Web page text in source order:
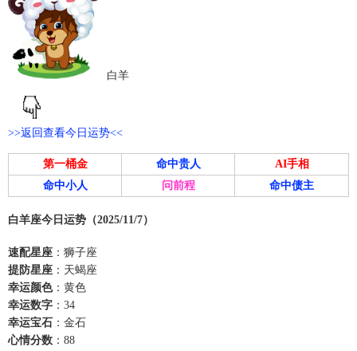
白羊
>>返回查看今日运势<<
第一桶金 命中贵人
AI手相
命中小人
问前程 命中债主
白羊座今日运势（2025/11/7）
速配星座 ：狮子座
提防星座 ：天蝎座
幸运颜色：黄色
幸运数字 ：34
幸运宝石 ：金石
心情分数 ：88